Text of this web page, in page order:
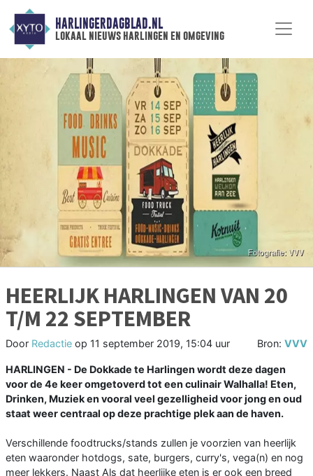
HARLINGERDAGBLAD.NL
lokaal nieuws harlingen en omgeving
HEERLIJK HARLINGEN VAN 20
T/M 22 SEPTEMBER
Door Redactie op 11 september 2019, 15:04 uur Bron: VVV
HARLINGEN - De Dokkade te Harlingen wordt deze dagen
voor de 4e keer omgetoverd tot een culinair Walhalla! Eten,
Drinken, Muziek en vooral veel gezelligheid voor jong en oud
staat weer centraal op deze prachtige plek aan de haven.
Verschillende foodtrucks/stands zullen je voorzien van heerlijk
eten waaronder hotdogs, sate, burgers, curry's, vega(n) en nog
meer lekkers. Naast Als dat heerlijke eten is er ook een breed